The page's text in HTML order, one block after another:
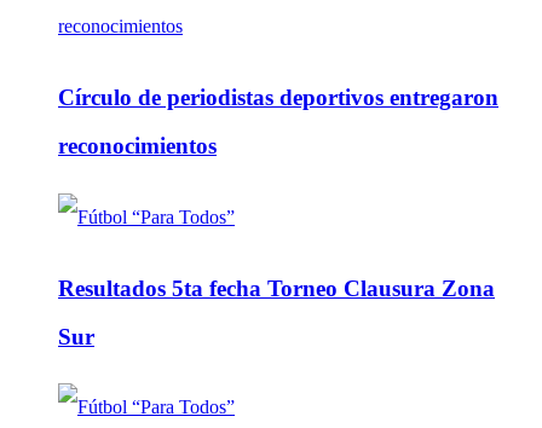
Círculo de periodistas deportivos entregaron
reconocimientos
Resultados 5ta fecha Torneo Clausura Zona
Sur